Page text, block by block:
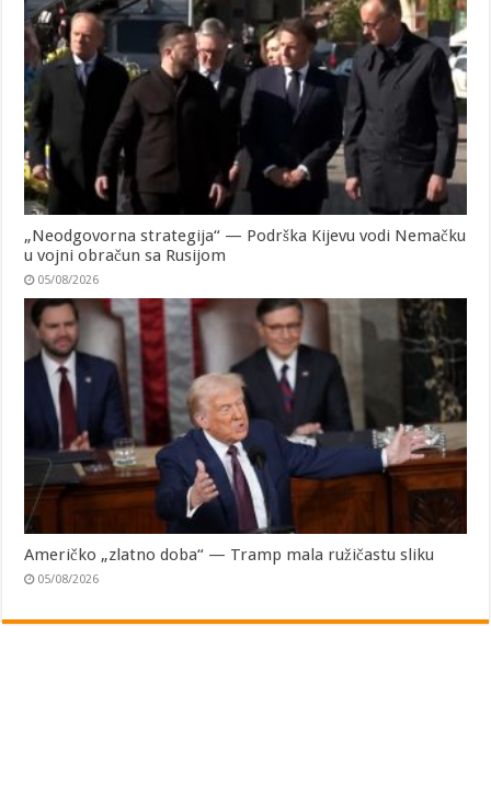
„Neodgovorna strategija“ — Podrška Kijevu vodi Nemačku
u vojni obračun sa Rusijom
05/08/2026
Američko „zlatno doba“ — Tramp mala ružičastu sliku
05/08/2026